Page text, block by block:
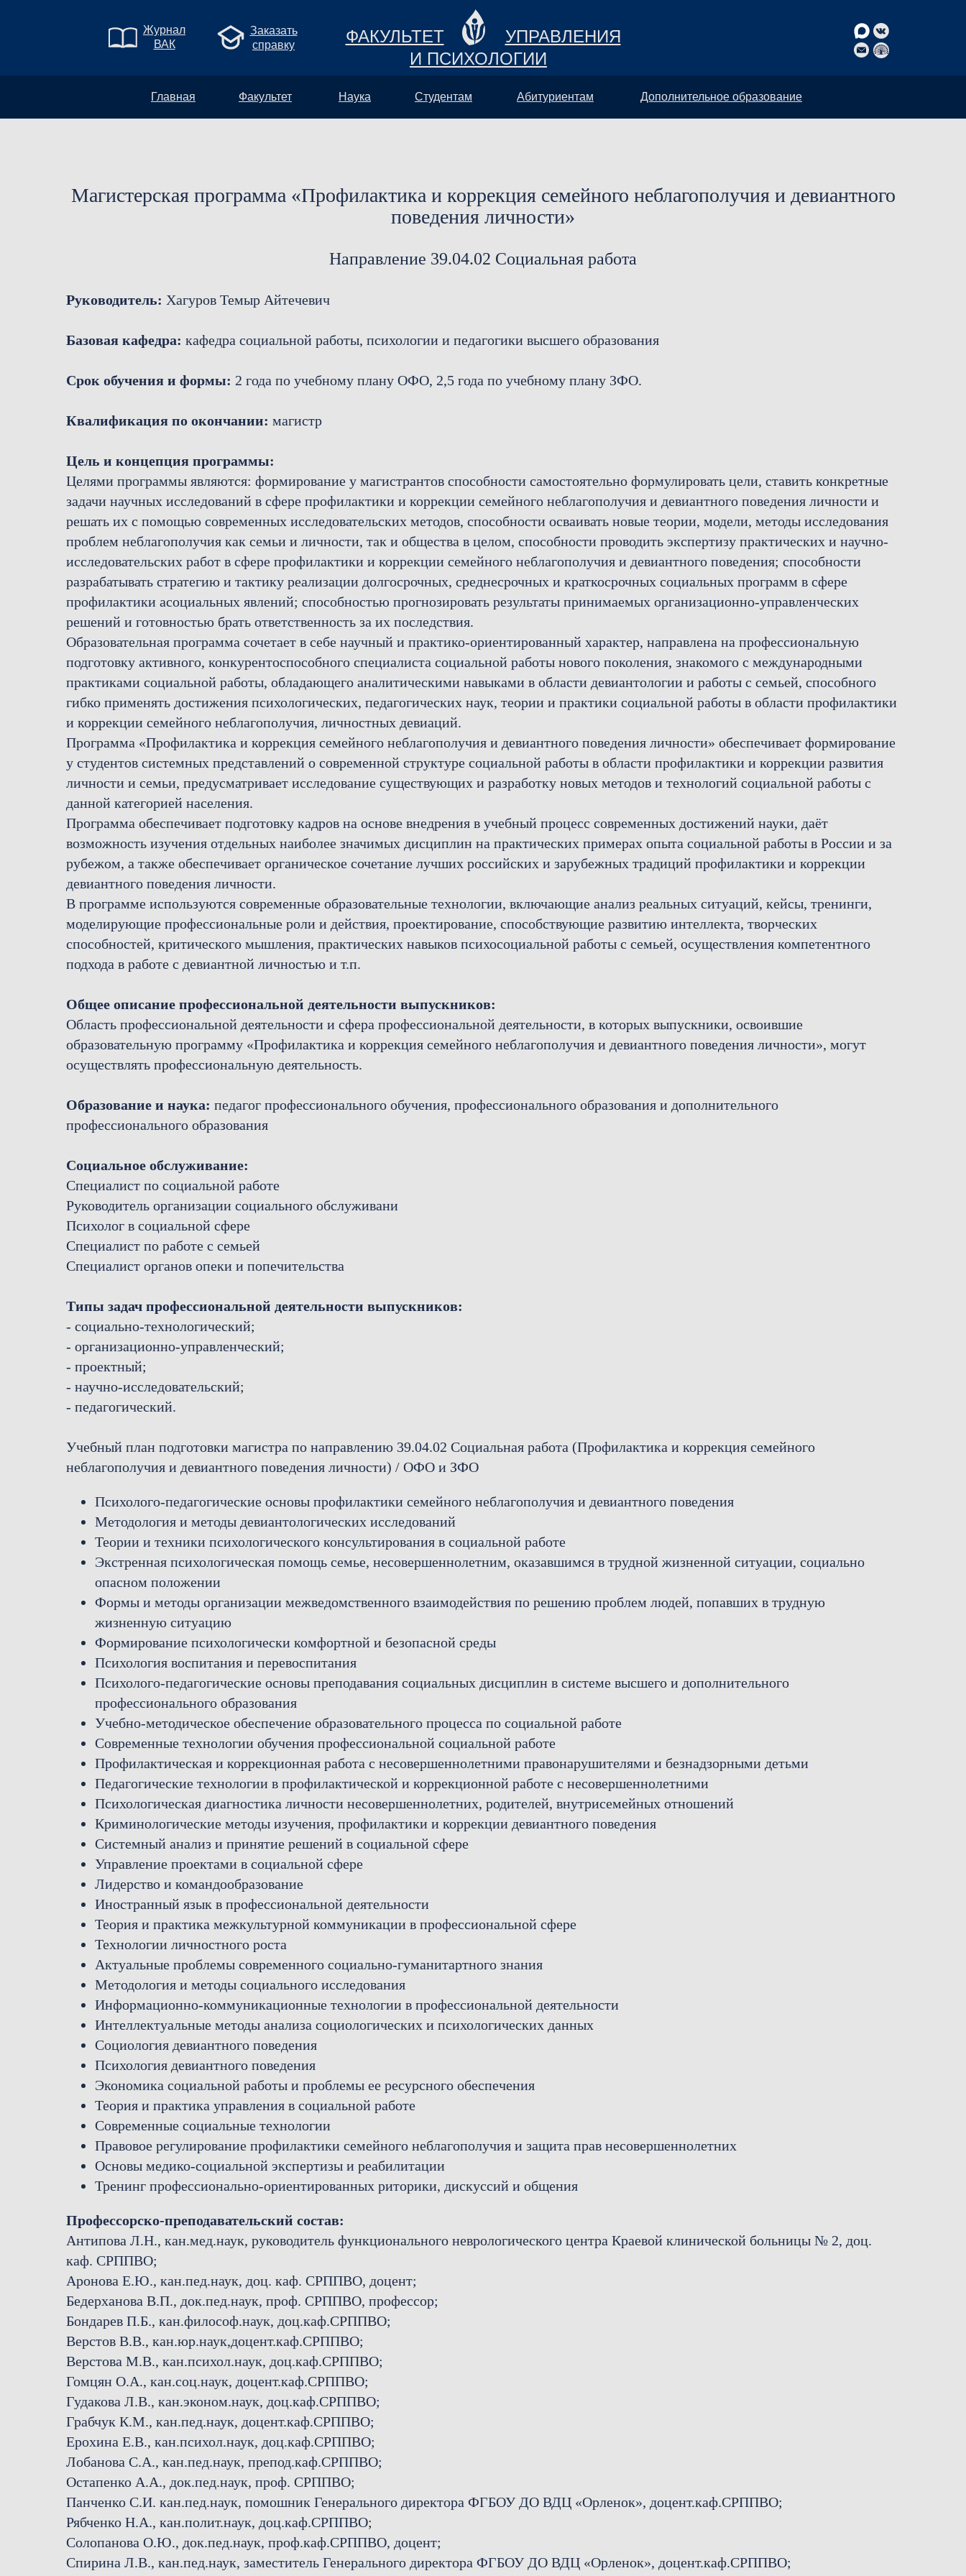
ФАКУЛЬТЕТ
УПРАВЛЕНИЯ
И ПСИХОЛОГИИ
Журнал
ВАК
Заказать
справку
Наука Студентам Абитуриентам Дополнительное образование
Факультет
Главная
Магистерская программа «Профилактика и коррекция семейного неблагополучия и девиантного
поведения личности»
Направление 39.04.02 Социальная работа
Руководитель: Хагуров Темыр Айтечевич
Базовая кафедра: кафедра социальной работы, психологии и педагогики высшего образования
Срок обучения и формы: 2 года по учебному плану ОФО, 2,5 года по учебному плану ЗФО.
Квалификация по окончании: магистр
Цель и концепция программы:
Целями программы являются: формирование у магистрантов способности самостоятельно формулировать цели, ставить конкретные
задачи научных исследований в сфере профилактики и коррекции семейного неблагополучия и девиантного поведения личности и
решать их с помощью современных исследовательских методов, способности осваивать новые теории, модели, методы исследования
проблем неблагополучия как семьи и личности, так и общества в целом, способности проводить экспертизу практических и научно-
исследовательских работ в сфере профилактики и коррекции семейного неблагополучия и девиантного поведения; способности
разрабатывать стратегию и тактику реализации долгосрочных, среднесрочных и краткосрочных социальных программ в сфере
профилактики асоциальных явлений; способностью прогнозировать результаты принимаемых организационно-управленческих
решений и готовностью брать ответственность за их последствия.
Образовательная программа сочетает в себе научный и практико-ориентированный характер, направлена на профессиональную
подготовку активного, конкурентоспособного специалиста социальной работы нового поколения, знакомого с международными
практиками социальной работы, обладающего аналитическими навыками в области девиантологии и работы с семьей, способного
гибко применять достижения психологических, педагогических наук, теории и практики социальной работы в области профилактики
и коррекции семейного неблагополучия, личностных девиаций.
Программа «Профилактика и коррекция семейного неблагополучия и девиантного поведения личности» обеспечивает формирование
у студентов системных представлений о современной структуре социальной работы в области профилактики и коррекции развития
личности и семьи, предусматривает исследование существующих и разработку новых методов и технологий социальной работы с
данной категорией населения.
Программа обеспечивает подготовку кадров на основе внедрения в учебный процесс современных достижений науки, даёт
возможность изучения отдельных наиболее значимых дисциплин на практических примерах опыта социальной работы в России и за
рубежом, а также обеспечивает органическое сочетание лучших российских и зарубежных традиций профилактики и коррекции
девиантного поведения личности.
В программе используются современные образовательные технологии, включающие анализ реальных ситуаций, кейсы, тренинги,
моделирующие профессиональные роли и действия, проектирование, способствующие развитию интеллекта, творческих
способностей, критического мышления, практических навыков психосоциальной работы с семьей, осуществления компетентного
подхода в работе с девиантной личностью и т.п.
Общее описание профессиональной деятельности выпускников:
Область профессиональной деятельности и сфера профессиональной деятельности, в которых выпускники, освоившие
образовательную программу «Профилактика и коррекция семейного неблагополучия и девиантного поведения личности», могут
осуществлять профессиональную деятельность.
Образование и наука: педагог профессионального обучения, профессионального образования и дополнительного
профессионального образования
Социальное обслуживание:
Специалист по социальной работе
Руководитель организации социального обслуживани
Психолог в социальной сфере
Специалист по работе с семьей
Специалист органов опеки и попечительства
Типы задач профессиональной деятельности выпускников:
- социально-технологический;
- организационно-управленческий;
- проектный;
- научно-исследовательский;
- педагогический.
Учебный план подготовки магистра по направлению 39.04.02 Социальная работа (Профилактика и коррекция семейного
неблагополучия и девиантного поведения личности) / ОФО и ЗФО
Психолого-педагогические основы профилактики семейного неблагополучия и девиантного поведения
Методология и методы девиантологических исследований
Теории и техники психологического консультирования в социальной работе
Экстренная психологическая помощь семье, несовершеннолетним, оказавшимся в трудной жизненной ситуации, социально
опасном положении
Формы и методы организации межведомственного взаимодействия по решению проблем людей, попавших в трудную
жизненную ситуацию
Формирование психологически комфортной и безопасной среды
Психология воспитания и перевоспитания
Психолого-педагогические основы преподавания социальных дисциплин в системе высшего и дополнительного
профессионального образования
Учебно-методическое обеспечение образовательного процесса по социальной работе
Современные технологии обучения профессиональной социальной работе
Профилактическая и коррекционная работа с несовершеннолетними правонарушителями и безнадзорными детьми
Педагогические технологии в профилактической и коррекционной работе с несовершеннолетними
Психологическая диагностика личности несовершеннолетних, родителей, внутрисемейных отношений
Криминологические методы изучения, профилактики и коррекции девиантного поведения
Системный анализ и принятие решений в социальной сфере
Управление проектами в социальной сфере
Лидерство и командообразование
Иностранный язык в профессиональной деятельности
Теория и практика межкультурной коммуникации в профессиональной сфере
Технологии личностного роста
Актуальные проблемы современного социально-гуманитартного знания
Методология и методы социального исследования
Информационно-коммуникационные технологии в профессиональной деятельности
Интеллектуальные методы анализа социологических и психологических данных
Социология девиантного поведения
Психология девиантного поведения
Экономика социальной работы и проблемы ее ресурсного обеспечения
Теория и практика управления в социальной работе
Современные социальные технологии
Правовое регулирование профилактики семейного неблагополучия и защита прав несовершеннолетних
Основы медико-социальной экспертизы и реабилитации
Тренинг профессионально-ориентированных риторики, дискуссий и общения
Профессорско-преподавательский состав:
Антипова Л.Н., кан.мед.наук, руководитель функционального неврологического центра Краевой клинической больницы № 2, доц.
каф. СРППВО;
Аронова Е.Ю., кан.пед.наук, доц. каф. СРППВО, доцент;
Бедерханова В.П., док.пед.наук, проф. СРППВО, профессор;
Бондарев П.Б., кан.философ.наук, доц.каф.СРППВО;
Верстов В.В., кан.юр.наук,доцент.каф.СРППВО;
Верстова М.В., кан.психол.наук, доц.каф.СРППВО;
Гомцян О.А., кан.соц.наук, доцент.каф.СРППВО;
Гудакова Л.В., кан.эконом.наук, доц.каф.СРППВО;
Грабчук К.М., кан.пед.наук, доцент.каф.СРППВО;
Ерохина Е.В., кан.психол.наук, доц.каф.СРППВО;
Лобанова С.А., кан.пед.наук, препод.каф.СРППВО;
Остапенко А.А., док.пед.наук, проф. СРППВО;
Панченко С.И. кан.пед.наук, помошник Генерального директора ФГБОУ ДО ВДЦ «Орленок», доцент.каф.СРППВО;
Рябченко Н.А., кан.полит.наук, доц.каф.СРППВО;
Солопанова О.Ю., док.пед.наук, проф.каф.СРППВО, доцент;
Спирина Л.В., кан.пед.наук, заместитель Генерального директора ФГБОУ ДО ВДЦ «Орленок», доцент.каф.СРППВО;